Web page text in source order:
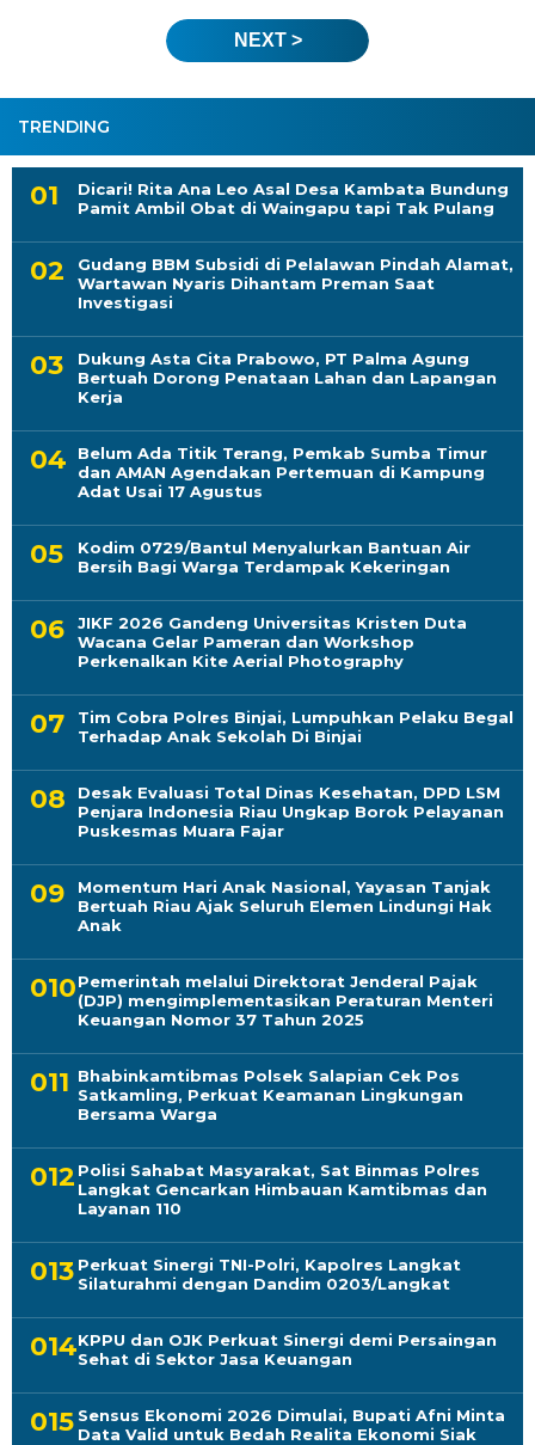
TRENDING
Dicari! Rita Ana Leo Asal Desa Kambata Bundung
Pamit Ambil Obat di Waingapu tapi Tak Pulang
Gudang BBM Subsidi di Pelalawan Pindah Alamat,
Wartawan Nyaris Dihantam Preman Saat
Investigasi
Dukung Asta Cita Prabowo, PT Palma Agung
Bertuah Dorong Penataan Lahan dan Lapangan
Kerja
Belum Ada Titik Terang, Pemkab Sumba Timur
dan AMAN Agendakan Pertemuan di Kampung
Adat Usai 17 Agustus
Kodim 0729/Bantul Menyalurkan Bantuan Air
Bersih Bagi Warga Terdampak Kekeringan
JIKF 2026 Gandeng Universitas Kristen Duta
Wacana Gelar Pameran dan Workshop
Perkenalkan Kite Aerial Photography
Tim Cobra Polres Binjai, Lumpuhkan Pelaku Begal
Terhadap Anak Sekolah Di Binjai
Desak Evaluasi Total Dinas Kesehatan, DPD LSM
Penjara Indonesia Riau Ungkap Borok Pelayanan
Puskesmas Muara Fajar
Momentum Hari Anak Nasional, Yayasan Tanjak
Bertuah Riau Ajak Seluruh Elemen Lindungi Hak
Anak
Pemerintah melalui Direktorat Jenderal Pajak
(DJP) mengimplementasikan Peraturan Menteri
Keuangan Nomor 37 Tahun 2025
Bhabinkamtibmas Polsek Salapian Cek Pos
Satkamling, Perkuat Keamanan Lingkungan
Bersama Warga
Polisi Sahabat Masyarakat, Sat Binmas Polres
Langkat Gencarkan Himbauan Kamtibmas dan
Layanan 110
Perkuat Sinergi TNI-Polri, Kapolres Langkat
Silaturahmi dengan Dandim 0203/Langkat
KPPU dan OJK Perkuat Sinergi demi Persaingan
Sehat di Sektor Jasa Keuangan
Sensus Ekonomi 2026 Dimulai, Bupati Afni Minta
Data Valid untuk Bedah Realita Ekonomi Siak
NEXT >